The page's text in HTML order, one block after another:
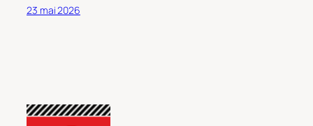
23 mai 2026